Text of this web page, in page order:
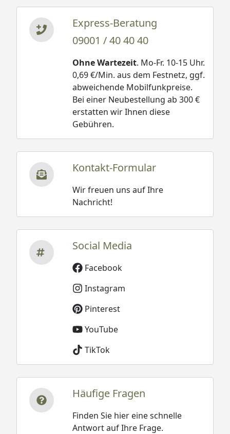
Express-Beratung
09001 / 40 40 40
Ohne Wartezeit. Mo-Fr. 10-15 Uhr.
0,69 €/Min. aus dem Festnetz, ggf.
abweichende Mobilfunkpreise.
Bei einer Neubestellung ab 300 €
erstatten wir Ihnen diese
Gebühren.
Kontakt-Formular
Wir freuen uns auf Ihre
Nachricht!
Social Media
Facebook
Instagram
Pinterest
YouTube
TikTok
Häufige Fragen
Finden Sie hier eine schnelle
Antwort auf Ihre Frage.